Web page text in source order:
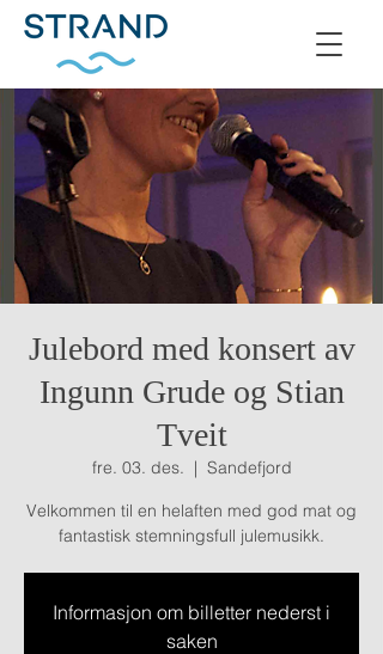
Julebord med konsert av
Ingunn Grude og Stian
Tveit
fre. 03. des.
  |
Sandefjord
Velkommen til en helaften med god mat og
fantastisk stemningsfull julemusikk.
Informasjon om billetter nederst i
saken